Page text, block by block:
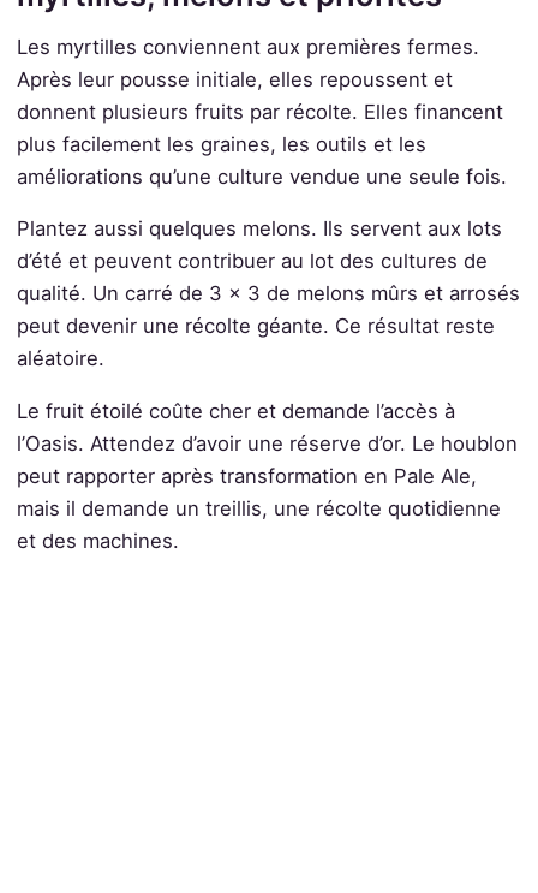
Les myrtilles conviennent aux premières fermes.
Après leur pousse initiale, elles repoussent et
donnent plusieurs fruits par récolte. Elles financent
plus facilement les graines, les outils et les
améliorations qu’une culture vendue une seule fois.
Plantez aussi quelques melons. Ils servent aux lots
d’été et peuvent contribuer au lot des cultures de
qualité. Un carré de 3 × 3 de melons mûrs et arrosés
peut devenir une récolte géante. Ce résultat reste
aléatoire.
Le fruit étoilé coûte cher et demande l’accès à
l’Oasis. Attendez d’avoir une réserve d’or. Le houblon
peut rapporter après transformation en Pale Ale,
mais il demande un treillis, une récolte quotidienne
et des machines.